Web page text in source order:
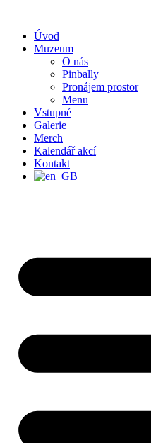
obsahuÚvod
Muzeum
O nás
Pinbally
Pronájem prostor
Menu
Vstupné
Galerie
Merch
Kalendář akcí
Kontakt